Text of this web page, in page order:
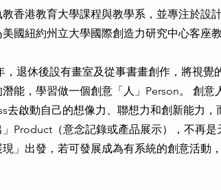
香港教育大學課程與教學系，並專注於設
國紐約州立大學國際創造力研究中心客座教
，退休後設有畫室及從事書畫創作，將視
能，學習做一個創意「人」Person。 創
去啟動自己的想像力、聯想力和創新能力
Product（意念記錄或產品展示），不再是
現」出發，若可發展成為有系統的創意活動